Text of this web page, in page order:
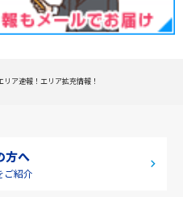
リア速報！エリア拡充情報！
方へ
ご紹介